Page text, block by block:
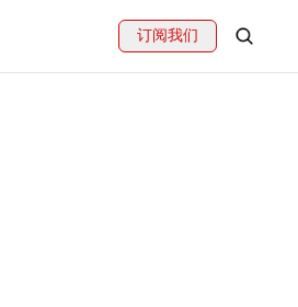
订阅我们